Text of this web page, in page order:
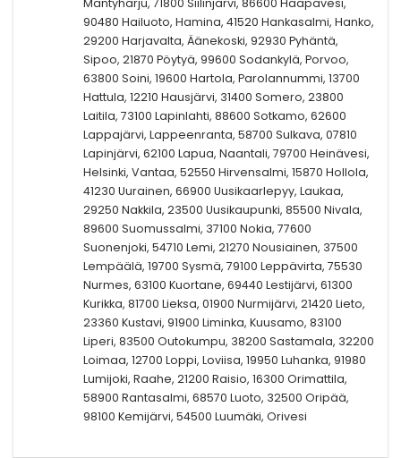
90480 Hailuoto, Hamina, 41520 Hankasalmi, Hanko,
29200 Harjavalta, Äänekoski, 92930 Pyhäntä,
Sipoo, 21870 Pöytyä, 99600 Sodankylä, Porvoo,
63800 Soini, 19600 Hartola, Parolannummi, 13700
Hattula, 12210 Hausjärvi, 31400 Somero, 23800
Laitila, 73100 Lapinlahti, 88600 Sotkamo, 62600
Lappajärvi, Lappeenranta, 58700 Sulkava, 07810
Lapinjärvi, 62100 Lapua, Naantali, 79700 Heinävesi,
Helsinki, Vantaa, 52550 Hirvensalmi, 15870 Hollola,
41230 Uurainen, 66900 Uusikaarlepyy, Laukaa,
29250 Nakkila, 23500 Uusikaupunki, 85500 Nivala,
89600 Suomussalmi, 37100 Nokia, 77600
Suonenjoki, 54710 Lemi, 21270 Nousiainen, 37500
Lempäälä, 19700 Sysmä, 79100 Leppävirta, 75530
Nurmes, 63100 Kuortane, 69440 Lestijärvi, 61300
Kurikka, 81700 Lieksa, 01900 Nurmijärvi, 21420 Lieto,
23360 Kustavi, 91900 Liminka, Kuusamo, 83100
Liperi, 83500 Outokumpu, 38200 Sastamala, 32200
Loimaa, 12700 Loppi, Loviisa, 19950 Luhanka, 91980
Lumijoki, Raahe, 21200 Raisio, 16300 Orimattila,
58900 Rantasalmi, 68570 Luoto, 32500 Oripää,
98100 Kemijärvi, 54500 Luumäki, Orivesi